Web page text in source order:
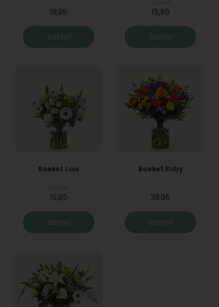
19,95
Bestel
15,95
Bestel
Boeket Lois
19,95
Bestel
Boeket Ruby
39,95
Bestel